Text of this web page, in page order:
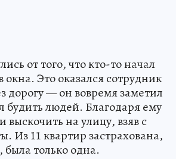
от того, что кто-то начал
окна. Это оказался сотрудник
дорогу — он вовремя заметил
людей. Благодаря ему
выскочить на улицу, взяв с
Из 11 квартир застрахована,
была только одна.